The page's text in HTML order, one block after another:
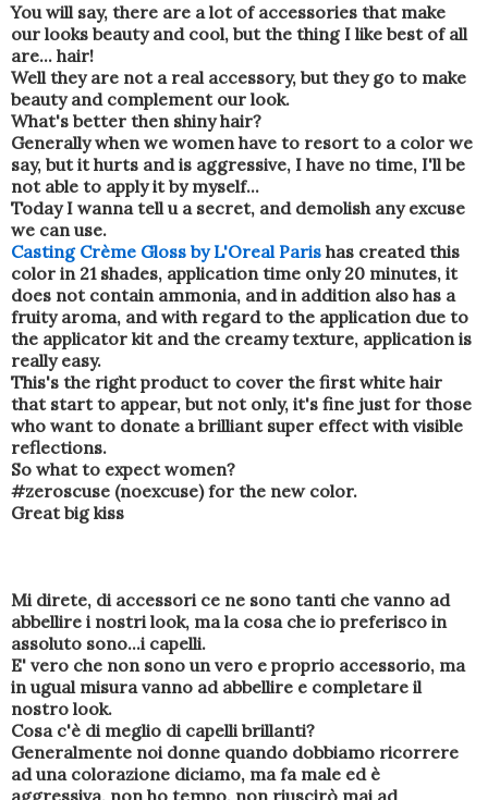
Youwill say, there are a lot of accessories that make
our looks beauty and cool, but the thing I like best of all
are... hair!
Well they are not a real accessory, but they go to make
beauty and complement our look.
What's better then shiny hair?
Generally when we women have to resort to a color we
say, but it hurts and is aggressive, I have no time, I'll be
not able to apply it by myself...
Today I wanna tell u a secret, and demolish any excuse
we can use.
Casting Crème Gloss by L'Oreal Paris has created this
color in 21 shades, application time only 20 minutes, it
does not contain ammonia, and in addition also has a
fruity aroma, and with regard to the application due to
the applicator kit and the creamy texture, application is
really easy.
This's the right product to cover the first white hair
that start to appear, but not only, it's fine just for those
who want to donate a brilliant super effect with visible
reflections.
So what to expect women?
#zeroscuse (noexcuse) for the new color.
Great big kiss
Mi direte, di accessori ce ne sono tanti che vanno ad
abbellire i nostri look, ma la cosa che io preferisco in
assoluto sono...i capelli.
E' vero che non sono un vero e proprio accessorio, ma
in ugual misura vanno ad abbellire e completare il
nostro look.
Cosa c'è di meglio di capelli brillanti?
Generalmente noi donne quando dobbiamo ricorrere
ad una colorazione diciamo, ma fa male ed è